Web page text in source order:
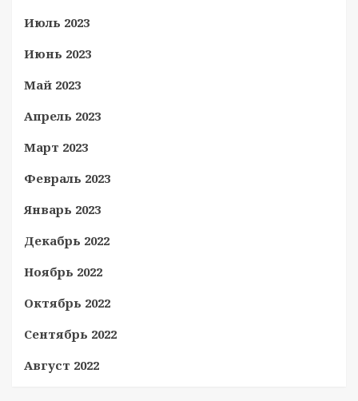
Июль 2023
Июнь 2023
Май 2023
Апрель 2023
Март 2023
Февраль 2023
Январь 2023
Декабрь 2022
Ноябрь 2022
Октябрь 2022
Сентябрь 2022
Август 2022